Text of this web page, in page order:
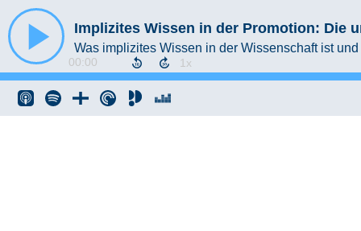
Was implizites Wissen in der Wissenschaft ist
00:00